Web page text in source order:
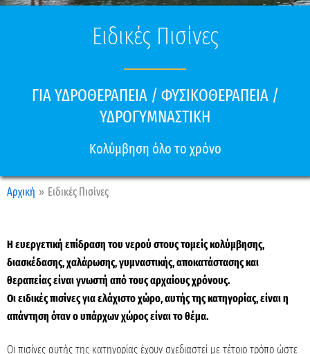
Ειδικές Πισίνες
ΓΙΑ ΥΔΡΟΘΕΡΑΠΕΙΑ / ΦΥΣΙΚΟΘΕΡΑΠΕΙΑ /
ΥΔΡΟΓΥΜΝΑΣΤΙΚΗ
Κολύμβηση όλο το χρόνο
Αρχική Ειδικές Πισίνες
Η ευεργετική επίδραση του νερού στους τομείς κολύμβησης,
διασκέδασης, χαλάρωσης, γυμναστικής, αποκατάστασης και
θεραπείας είναι γνωστή από τους αρχαίους χρόνους.
Οι ειδικές πισίνες για ελάχιστο χώρο, αυτής της κατηγορίας, είναι η
απάντηση όταν ο υπάρχων χώρος είναι το θέμα.
Οι πισίνες αυτής της κατηγορίας έχουν σχεδιαστεί με τέτοιο τρόπο ώστε